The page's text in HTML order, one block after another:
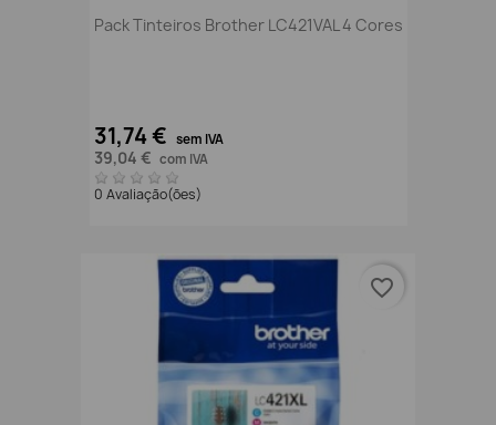
Pack Tinteiros Brother LC421VAL 4 Cores
31,74 € sem IVA
39,04 € com IVA
0 Avaliação(ões)
favorite_border